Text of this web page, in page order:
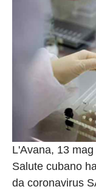
L'Avana, 13
Salute cubano
da coronavirus